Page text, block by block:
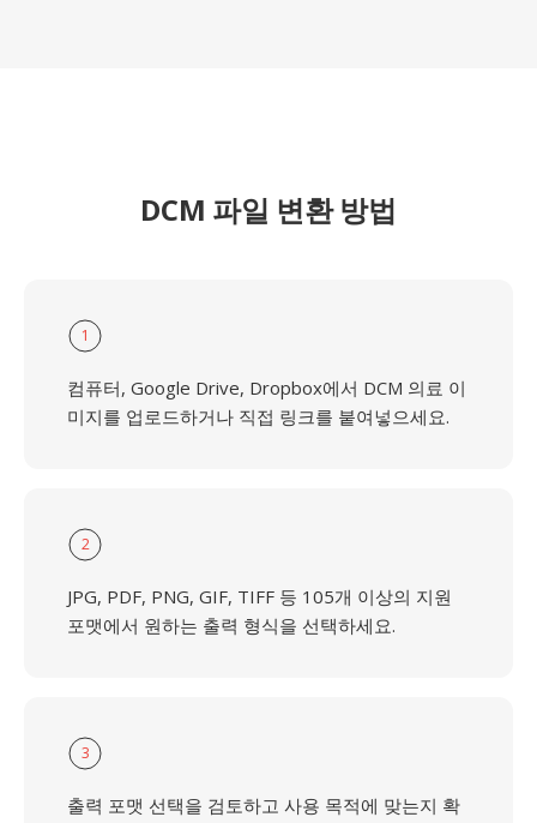
DCM 파일 변환 방법
1
컴퓨터, Google Drive, Dropbox에서 DCM 의료 이
미지를 업로드하거나 직접 링크를 붙여넣으세요.
2
JPG, PDF, PNG, GIF, TIFF 등 105개 이상의 지원
포맷에서 원하는 출력 형식을 선택하세요.
3
출력 포맷 선택을 검토하고 사용 목적에 맞는지 확